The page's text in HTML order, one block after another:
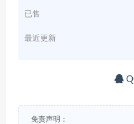
已售
最近更新
免责声明：